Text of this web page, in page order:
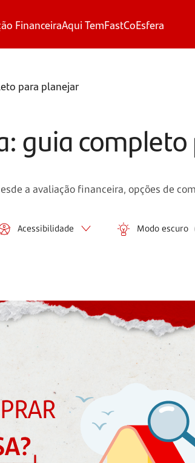
FinanceiraAqui TemFastCoEsfera
para planejar
guia
a avaliação financeira, opções de
Acessibilidade Modo escuro